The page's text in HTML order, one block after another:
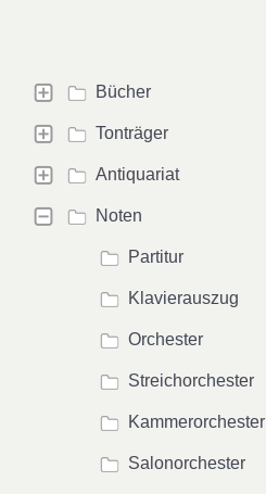
Bücher
Tonträger
Antiquariat
Noten
Partitur
Klavierauszug
Orchester
Streichorchester
Kammerorchester
Salonorchester